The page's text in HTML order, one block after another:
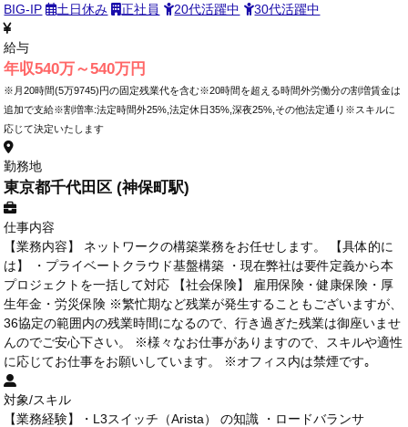
BIG-IP 土日休み 正社員 20代活躍中 30代活躍中
給与
年収540万～540万円
※月20時間(5万9745)円の固定残業代を含む※20時間を超える時間外労働分の割増賃金は
追加で支給※割増率:法定時間外25%,法定休日35%,深夜25%,その他法定通り※スキルに
応じて決定いたします
勤務地
東京都千代田区 (神保町駅)
仕事内容
【業務内容】 ネットワークの構築業務をお任せします。 【具体的に
は】 ・プライベートクラウド基盤構築 ・現在弊社は要件定義から本
プロジェクトを一括して対応 【社会保険】 雇用保険・健康保険・厚
生年金・労災保険 ※繁忙期など残業が発生することもございますが、
36協定の範囲内の残業時間になるので、行き過ぎた残業は御座いませ
んのでご安心下さい。 ※様々なお仕事がありますので、スキルや適性
に応じてお仕事をお願いしています。 ※オフィス内は禁煙です｡
対象/スキル
【業務経験】・L3スイッチ（Arista） の知識 ・ロードバランサ